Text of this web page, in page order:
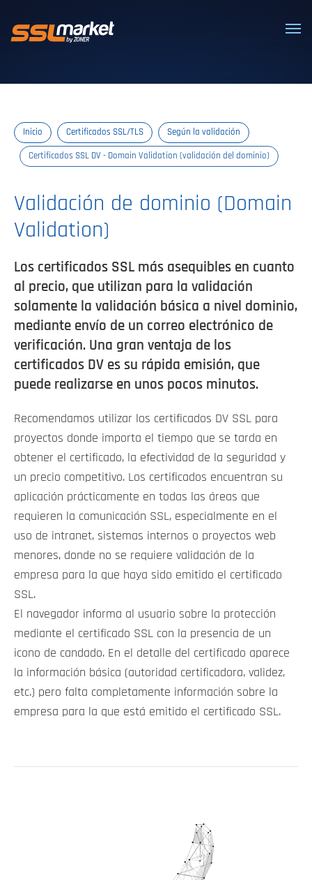
Certificados SSL/TLS confiables
Inicio Certificados SSL/TLS Según la validación
Certificados SSL DV - Domain Validation (validación del dominio)
Validación de dominio (Domain
Validation)
Los certificados SSL más asequibles en cuanto
al precio, que utilizan para la validación
solamente la validación básica a nivel dominio,
mediante envío de un correo electrónico de
verificación. Una gran ventaja de los
certificados DV es su rápida emisión, que
puede realizarse en unos pocos minutos.
Recomendamos utilizar los certificados DV SSL para
proyectos donde importa el tiempo que se tarda en
obtener el certificado, la efectividad de la seguridad y
un precio competitivo. Los certificados encuentran su
aplicación prácticamente en todas las áreas que
requieren la comunicación SSL, especialmente en el
uso de intranet, sistemas internos o proyectos web
menores, donde no se requiere validación de la
empresa para la que haya sido emitido el certificado
SSL.
El navegador informa al usuario sobre la protección
mediante el certificado SSL con la presencia de un
icono de candado. En el detalle del certificado aparece
la información básica (autoridad certificadora, validez,
etc.) pero falta completamente información sobre la
empresa para la que está emitido el certificado SSL.